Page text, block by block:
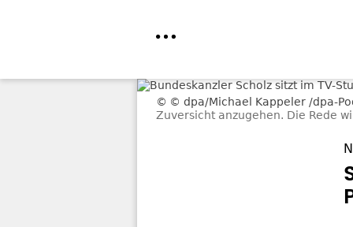
© dpa/Michael Kappeler /dpa-
Zuversicht anzugehen. Die Rede